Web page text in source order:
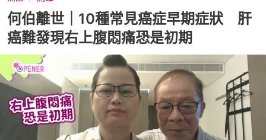
何伯離世｜10種常見癌症早期症狀 肝
癌難發現右上腹悶痛恐是初期